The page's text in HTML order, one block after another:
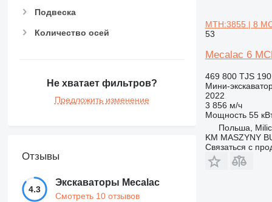
Подвеска
Количество осей
Не хватает фильтров?
Предложить изменение
Отзывы
4.3
Экскаваторы Mecalac
Смотреть 10 отзывов
MTH:3855 | 8
53
Mecalac 6
469 800 TJS
Мини-
2022
3 856 м/ч
Мощность 55
Польша,
KM MASZYNY
Связаться с